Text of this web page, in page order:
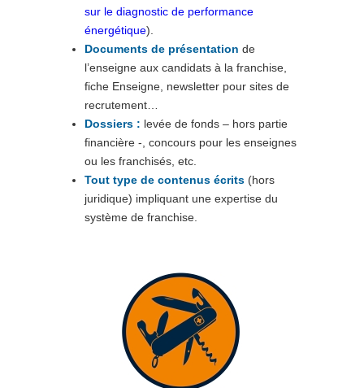
sur le diagnostic de performance
énergétique).
Documents de présentation de
l’enseigne aux candidats à la franchise,
fiche Enseigne, newsletter pour sites de
recrutement…
Dossiers : levée de fonds – hors partie
financière -, concours pour les enseignes
ou les franchisés, etc.
Tout type de contenus écrits (hors
juridique) impliquant une expertise du
système de franchise.